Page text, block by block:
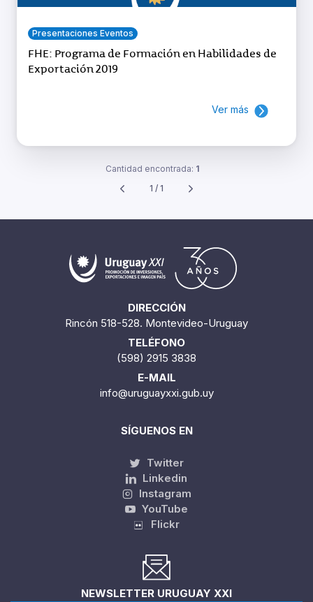
Presentaciones Eventos
FHE: Programa de Formación en Habilidades de
Exportación 2019
Ver más
Cantidad encontrada: 1
1 / 1
DIRECCIÓN
Rincón 518-528. Montevideo-Uruguay
TELÉFONO
(598) 2915 3838
E-MAIL
info@uruguayxxi.gub.uy
SÍGUENOS EN
Twitter
Linkedin
Instagram
YouTube
Flickr
NEWSLETTER URUGUAY XXI